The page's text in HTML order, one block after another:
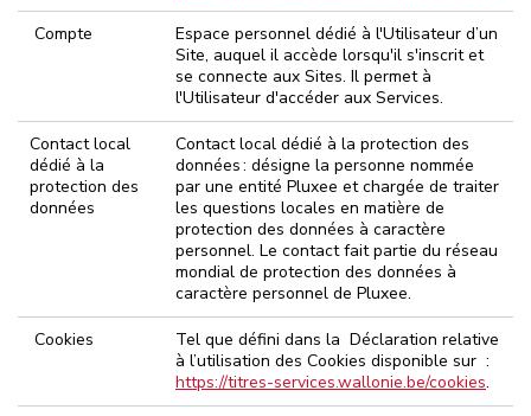
Compte
Espace personnel dédié à l'Utilisateur d’un
Site, auquel il accède lorsqu'il s'inscrit et
se connecte aux Sites. Il permet à
l'Utilisateur d'accéder aux Services.
Contact local
dédié à la
protection des
données
Contact local dédié à la protection des
données : désigne la personne nommée
par une entité Pluxee et chargée de traiter
les questions locales en matière de
protection des données à caractère
personnel. Le contact fait partie du réseau
mondial de protection des données à
caractère personnel de Pluxee.
Cookies
Tel que défini dans la Déclaration relative
à l’utilisation des Cookies disponible sur :
https://titres-services.wallonie.be/cookies.